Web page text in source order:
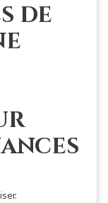
de